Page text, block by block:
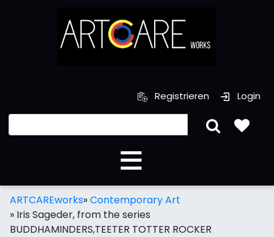
Registrieren Login
ARTCAREworks»Contemporary Art
» Iris Sageder, from the series
BUDDHAMINDERS,TEETER TOTTER ROCKER